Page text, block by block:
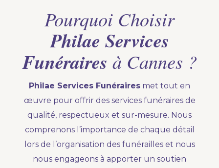
Pourquoi Choisir
Philae Services
Funéraires à Cannes ?
Philae Services Funéraires met tout en
œuvre pour offrir des services funéraires de
qualité, respectueux et sur-mesure. Nous
comprenons l’importance de chaque détail
lors de l’organisation des funérailles et nous
nous engageons à apporter un soutien